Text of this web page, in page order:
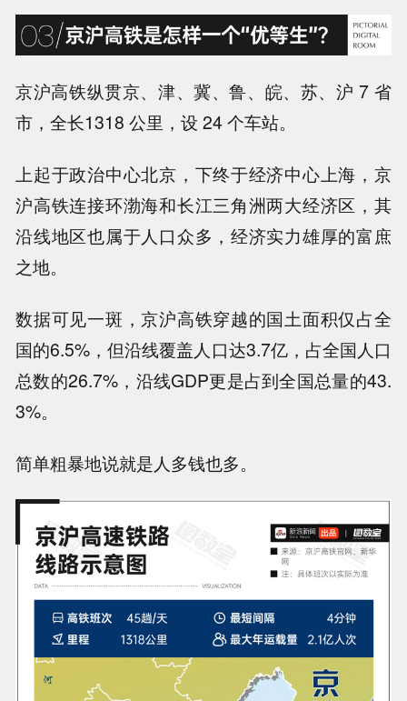
京沪高铁纵贯京、津、冀、鲁、皖、苏、沪 7 省
市，全长1318 公里，设 24 个车站。
上起于政治中心北京，下终于经济中心上海 ，京
沪高铁连接环渤海和长江三角洲两大经济区，其
沿线地区也属于人口众多，经济实力雄厚的富庶
之地。
数据可见一斑，京沪高铁穿越的国土面积仅占全
国的6.5%，但沿线覆盖人口达3.7亿，占全国人口
总数的26.7%，沿线GDP更是占到全国总量的43.
3%。
简单粗暴地说就是人多钱也多。